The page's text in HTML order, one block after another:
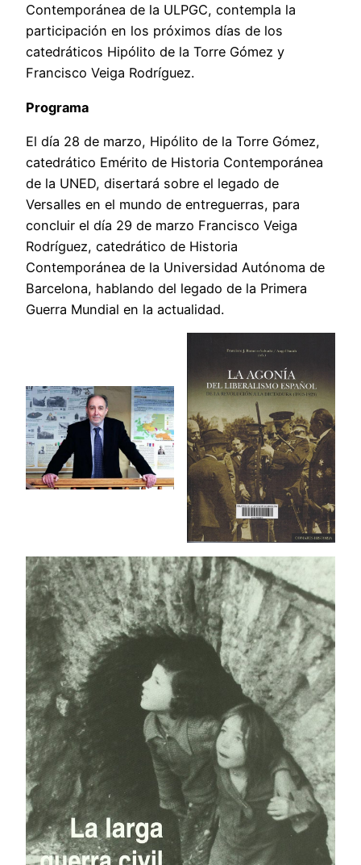
Contemporánea de la ULPGC, contempla la
participación en los próximos días de los
catedráticos Hipólito de la Torre Gómez y
Francisco Veiga Rodríguez.
Programa
El día 28 de marzo, Hipólito de la Torre Gómez,
catedrático Emérito de Historia Contemporánea
de la UNED, disertará sobre el legado de
Versalles en el mundo de entreguerras, para
concluir el día 29 de marzo Francisco Veiga
Rodríguez, catedrático de Historia
Contemporánea de la Universidad Autónoma de
Barcelona, hablando del legado de la Primera
Guerra Mundial en la actualidad.